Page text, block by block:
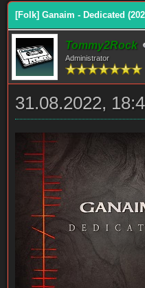
[Folk] Ganaim - Dedicated
Tommy2Rock
Administrator
31.08.2022,